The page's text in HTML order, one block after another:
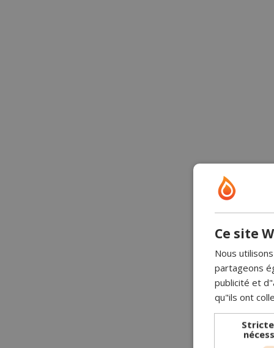
Ce site
Nous
partageons
publicité et
qu"ils ont